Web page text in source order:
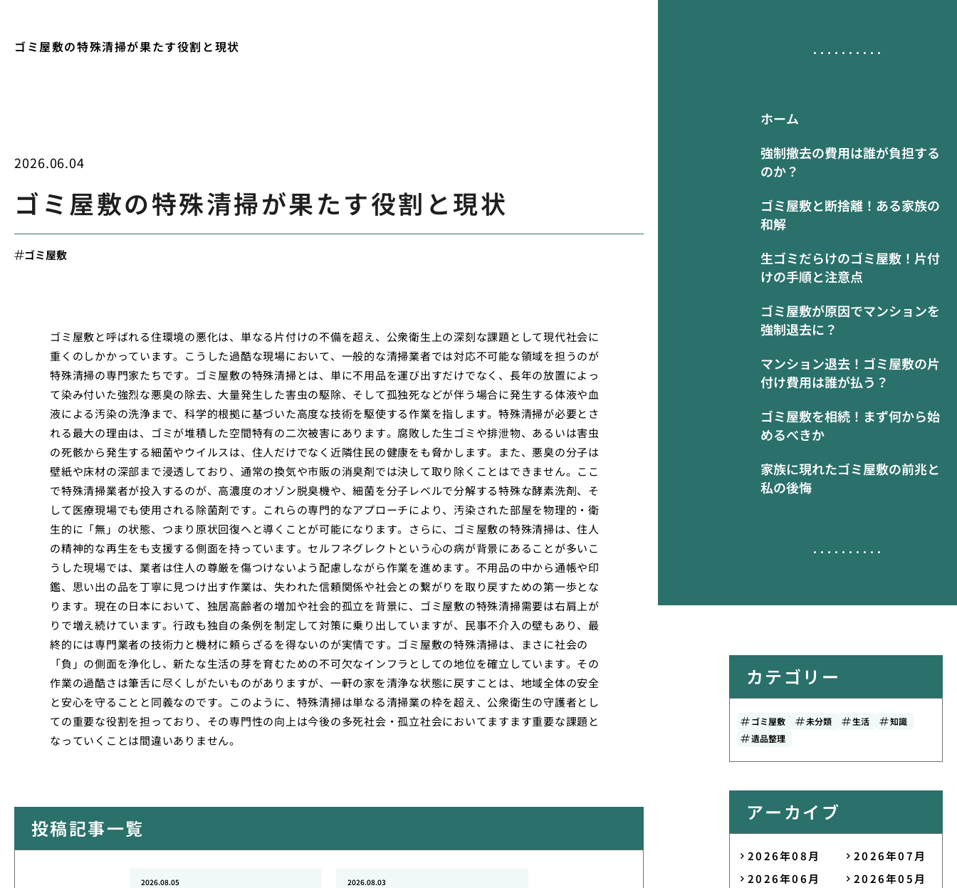
ゴミ屋敷の特殊清掃が果たす役割と現状
ホーム
強制撤去の費用は誰が負担する
のか？
ゴミ屋敷と断捨離！ある家族の
和解
生ゴミだらけのゴミ屋敷！片付
けの手順と注意点
ゴミ屋敷が原因でマンションを
強制退去に？
マンション退去！ゴミ屋敷の片
付け費用は誰が払う？
ゴミ屋敷を相続！まず何から始
めるべきか
家族に現れたゴミ屋敷の前兆と
私の後悔
2026.06.04
ゴミ屋敷の特殊清掃が果たす役割と現状
ゴミ屋敷
ゴミ屋敷と呼ばれる住環境の悪化は、単なる片付けの不備を超え、公衆衛生上の深刻な課題として現代社会に
重くのしかかっています。こうした過酷な現場において、一般的な清掃業者では対応不可能な領域を担うのが
特殊清掃の専門家たちです。ゴミ屋敷の特殊清掃とは、単に不用品を運び出すだけでなく、長年の放置によっ
て染み付いた強烈な悪臭の除去、大量発生した害虫の駆除、そして孤独死などが伴う場合に発生する体液や血
液による汚染の洗浄まで、科学的根拠に基づいた高度な技術を駆使する作業を指します。特殊清掃が必要とさ
れる最大の理由は、ゴミが堆積した空間特有の二次被害にあります。腐敗した生ゴミや排泄物、あるいは害虫
の死骸から発生する細菌やウイルスは、住人だけでなく近隣住民の健康をも脅かします。また、悪臭の分子は
壁紙や床材の深部まで浸透しており、通常の換気や市販の消臭剤では決して取り除くことはできません。ここ
で特殊清掃業者が投入するのが、高濃度のオゾン脱臭機や、細菌を分子レベルで分解する特殊な酵素洗剤、そ
して医療現場でも使用される除菌剤です。これらの専門的なアプローチにより、汚染された部屋を物理的・衛
生的に「無」の状態、つまり原状回復へと導くことが可能になります。さらに、ゴミ屋敷の特殊清掃は、住人
の精神的な再生をも支援する側面を持っています。セルフネグレクトという心の病が背景にあることが多いこ
うした現場では、業者は住人の尊厳を傷つけないよう配慮しながら作業を進めます。不用品の中から通帳や印
鑑、思い出の品を丁寧に見つけ出す作業は、失われた信頼関係や社会との繋がりを取り戻すための第一歩とな
ります。現在の日本において、独居高齢者の増加や社会的孤立を背景に、ゴミ屋敷の特殊清掃需要は右肩上が
りで増え続けています。行政も独自の条例を制定して対策に乗り出していますが、民事不介入の壁もあり、最
終的には専門業者の技術力と機材に頼らざるを得ないのが実情です。ゴミ屋敷の特殊清掃は、まさに社会の
「負」の側面を浄化し、新たな生活の芽を育むための不可欠なインフラとしての地位を確立しています。その
作業の過酷さは筆舌に尽くしがたいものがありますが、一軒の家を清浄な状態に戻すことは、地域全体の安全
と安心を守ることと同義なのです。このように、特殊清掃は単なる清掃業の枠を超え、公衆衛生の守護者とし
ての重要な役割を担っており、その専門性の向上は今後の多死社会・孤立社会においてますます重要な課題と
なっていくことは間違いありません。
投稿記事一覧
2026.08.05 2026.08.03
カテゴリー
ゴミ屋敷 未分類 生活
知識
遺品整理
アーカイブ
2026年08月
2026年07月
2026年06月
2026年05月